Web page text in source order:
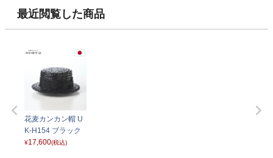
最近閲覧した商品
花麦カンカン帽 U
K-H154 ブラック
¥17,600(税込)